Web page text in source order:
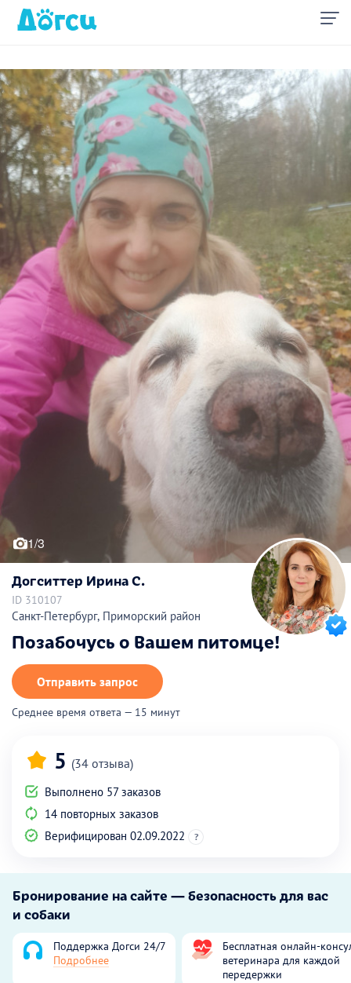
1/3
Догситтер Ирина С.
ID 310107
Санкт-Петербург, Приморский район
Позабочусь о Вашем питомце!
Отправить запрос
Среднее время ответа — 15 минут
5 (34 отзыва)
Выполнено 57 заказов
14 повторных заказов
Верифицирован 02.09.2022
?
Бронирование на сайте — безопасность для вас
и собаки
Поддержка Догси 24/7
Подробнее
Бесплатная онлайн-
ветеринара для каждой
передержки